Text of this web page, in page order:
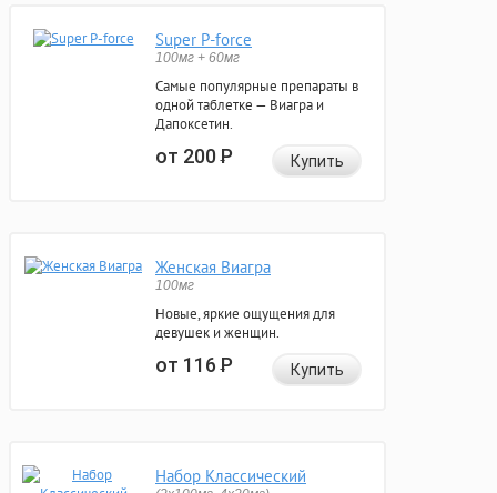
Super P-force
100мг + 60мг
Самые популярные препараты в
одной таблетке — Виагра и
Дапоксетин.
от 200Р Купить
Женская Виагра
100мг
Новые, яркие ощущения для
девушек и женщин.
от 116Р Купить
Набор Классический